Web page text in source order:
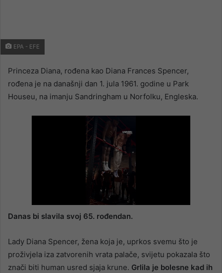
EPA - EFE
Princeza Diana, rođena kao Diana Frances Spencer,
rođena je na današnji dan 1. jula 1961. godine u Park
Houseu, na imanju Sandringham u Norfolku, Engleska.
Danas bi slavila svoj 65. rođendan.
Lady Diana Spencer, žena koja je, uprkos svemu što je
proživjela iza zatvorenih vrata palače, svijetu pokazala što
znači biti human usred sjaja krune. Grlila je bolesne kad ih